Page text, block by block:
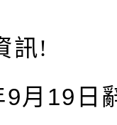
訊!
9月 19 日